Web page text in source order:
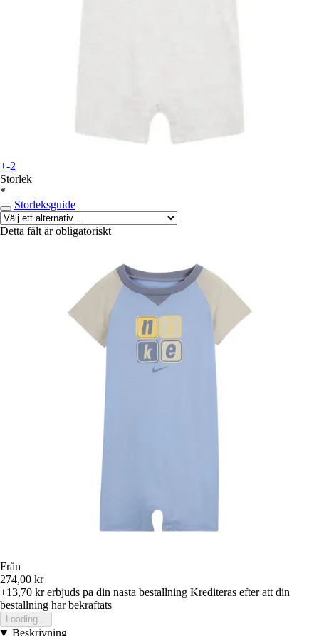
+-2
Storlek
*
Storleksguide
Detta fält är obligatoriskt
Från
274,00 kr
+13,70 krerbjuds pa din nasta bestallning Krediteras efter att din
bestallning har bekraftats
Loading...
Beskrivning